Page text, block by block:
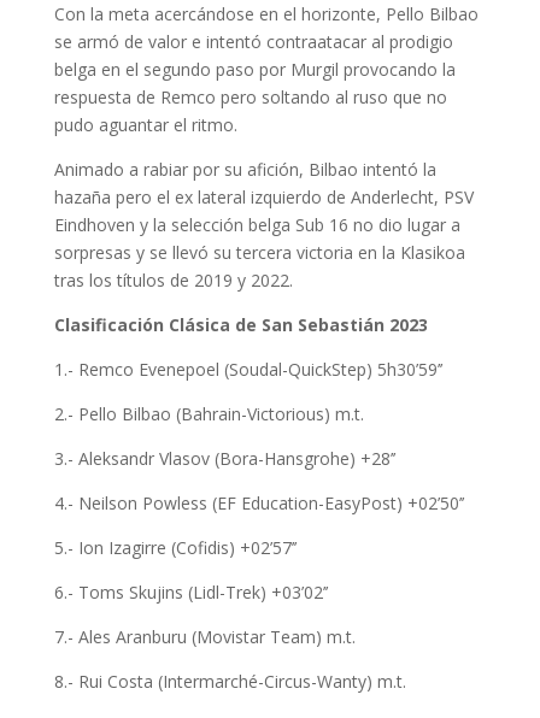
Con la meta acercándose en el horizonte, Pello Bilbao
se armó de valor e intentó contraatacar al prodigio
belga en el segundo paso por Murgil provocando la
respuesta de Remco pero soltando al ruso que no
pudo aguantar el ritmo.
Animado a rabiar por su afición, Bilbao intentó la
hazaña pero el ex lateral izquierdo de Anderlecht, PSV
Eindhoven y la selección belga Sub 16 no dio lugar a
sorpresas y se llevó su tercera victoria en la Klasikoa
tras los títulos de 2019 y 2022.
Clasificación Clásica de San Sebastián 2023
1.- Remco Evenepoel (Soudal-QuickStep) 5h30’59’’
2.- Pello Bilbao (Bahrain-Victorious) m.t.
3.- Aleksandr Vlasov (Bora-Hansgrohe) +28’’
4.- Neilson Powless (EF Education-EasyPost) +02’50’’
5.- Ion Izagirre (Cofidis) +02’57’’
6.- Toms Skujins (Lidl-Trek) +03’02’’
7.- Ales Aranburu (Movistar Team) m.t.
8.- Rui Costa (Intermarché-Circus-Wanty) m.t.